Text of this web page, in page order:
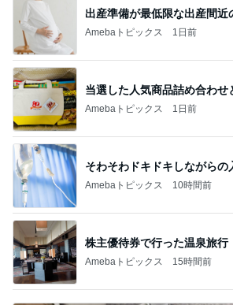
出産準備が最低限な出産間近
Amebaトピックス 1日前
当選した人気商品詰め合わせ
Amebaトピックス 1日前
そわそわドキドキしながらの
Amebaトピックス 10時間前
株主優待券で行った温泉旅行
Amebaトピックス 15時間前